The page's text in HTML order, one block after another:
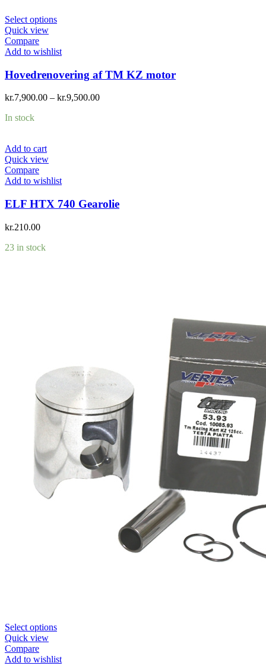
Select options
Quick view
Compare
Add to wishlist
Hovedrenovering af TM KZ motor
kr.7,900.00 – kr.9,500.00
In stock
Add to cart
Quick view
Compare
Add to wishlist
ELF HTX 740 Gearolie
kr.210.00
23 in stock
Select options
Quick view
Compare
Add to wishlist